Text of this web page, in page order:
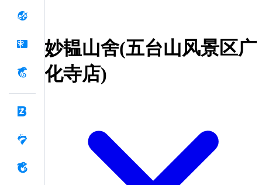
妙韫山舍(五台山风景区广
化寺店)